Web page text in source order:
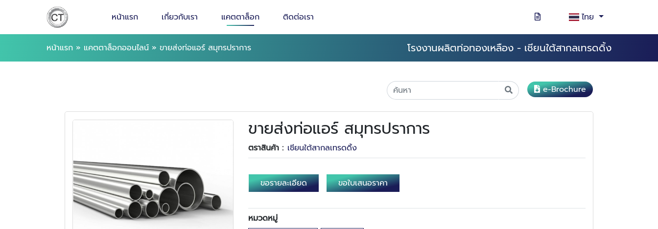
หน้าแรก เกี่ยวกับเรา แคตตาล็อก ติดต่อเรา ไทย
หน้าแรก » แคตตาล็อกออนไลน์ » ขายส่งท่อแอร์ สมุทรปราการ โรงงานผลิตท่อทองเหลือง - เชียนใต้สากลเทรดดิ้ง
e-Brochure
ขายส่งท่อแอร์ สมุทรปราการ
ตราสินค้า : เชียนใต้สากลเทรดดิ้ง
ขอรายละเอียด ขอใบเสนอราคา
หมวดหมู่